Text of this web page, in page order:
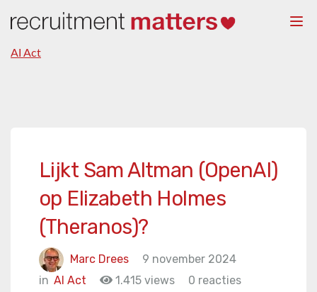
AI Act
Lijkt Sam Altman (OpenAI)
op Elizabeth Holmes
(Theranos)?
Marc Drees
9 november 2024
in AI Act 1.415 views 0 reacties